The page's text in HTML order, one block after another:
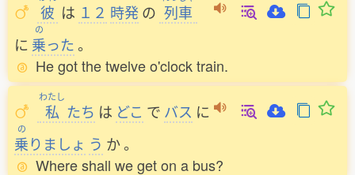
彼 は １２ 時発の 列車
に
の
乗った。
He got the twelve o'clock train.
わたし
私 たち は どこ で バス に
の
乗りましょ う か。
Where shall we get on a bus?